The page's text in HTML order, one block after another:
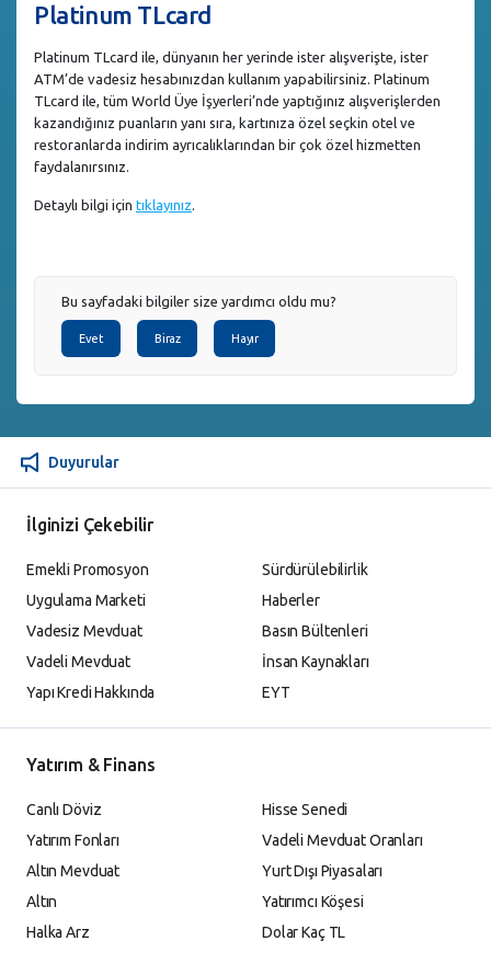
Platinum TLcard
Platinum TLcard ile, dünyanın her yerinde ister alışverişte, ister
ATM’de vadesiz hesabınızdan kullanım yapabilirsiniz. Platinum
TLcard ile, tüm World Üye İşyerleri’nde yaptığınız alışverişlerden
kazandığınız puanların yanı sıra, kartınıza özel seçkin otel ve
restoranlarda indirim ayrıcalıklarından bir çok özel hizmetten
faydalanırsınız.
Detaylı bilgi için tıklayınız.
Bu sayfadaki bilgiler size yardımcı oldu mu?
Evet Biraz Hayır
Duyurular
İlginizi Çekebilir
Emekli Promosyon
Uygulama Marketi
Vadesiz Mevduat
Vadeli Mevduat
Yapı Kredi Hakkında
Sürdürülebilirlik
Haberler
Basın Bültenleri
İnsan Kaynakları
EYT
Yatırım & Finans
Canlı Döviz
Yatırım Fonları
Altın Mevduat
Altın
Halka Arz
Hisse Senedi
Vadeli Mevduat Oranları
Yurt Dışı Piyasaları
Yatırımcı Köşesi
Dolar Kaç TL